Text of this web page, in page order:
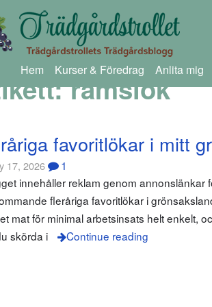
Hem Kurser & Föredrag Anlita mig
ramslök
favoritlökar i mitt
17, 2026 1
innehåller reklam genom
fleråriga favoritlökar i
mat för minimal arbetsinsats helt enkelt,
skörda i
Continue reading